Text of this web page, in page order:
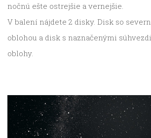
nočnú ešte ostrejšie a vernejšie.
V balení nájdete 2 disky. Disk so
oblohou a disk s naznačenými
oblohy.